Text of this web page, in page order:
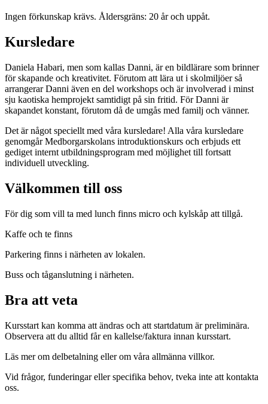
Ingen förkunskap krävs. Åldersgräns: 20 år och uppåt.
Kursledare
Daniela Habari, men som kallas Danni, är en bildlärare som brinner
för skapande och kreativitet. Förutom att lära ut i skolmiljöer så
arrangerar Danni även en del workshops och är involverad i minst
sju kaotiska hemprojekt samtidigt på sin fritid. För Danni är
skapandet konstant, förutom då de umgås med familj och vänner.
Det är något speciellt med våra kursledare! Alla våra kursledare
genomgår Medborgarskolans introduktionskurs och erbjuds ett
gediget internt utbildningsprogram med möjlighet till fortsatt
individuell utveckling.
Välkommen till oss
För dig som vill ta med lunch finns micro och kylskåp att tillgå.
Kaffe och te finns
Parkering finns i närheten av lokalen.
Buss och tåganslutning i närheten.
Bra att veta
Kursstart kan komma att ändras och att startdatum är preliminära.
Observera att du alltid får en kallelse/faktura innan kursstart.
Läs mer om delbetalning eller om våra allmänna villkor.
Vid frågor, funderingar eller specifika behov, tveka inte att kontakta
oss.